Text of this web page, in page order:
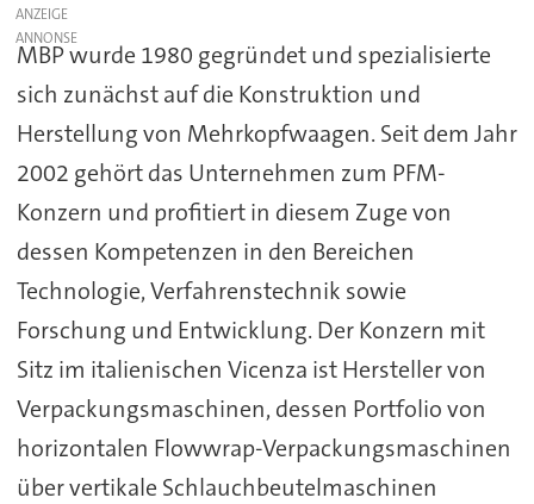
ANZEIGE
MBP wurde 1980 gegründet und spezialisierte
sich zunächst auf die Konstruktion und
Herstellung von Mehrkopfwaagen. Seit dem Jahr
2002 gehört das Unternehmen zum PFM-
Konzern und profitiert in diesem Zuge von
dessen Kompetenzen in den Bereichen
Technologie, Verfahrenstechnik sowie
Forschung und Entwicklung. Der Konzern mit
Sitz im italienischen Vicenza ist Hersteller von
Verpackungsmaschinen, dessen Portfolio von
horizontalen Flowwrap-Verpackungsmaschinen
über vertikale Schlauchbeutelmaschinen